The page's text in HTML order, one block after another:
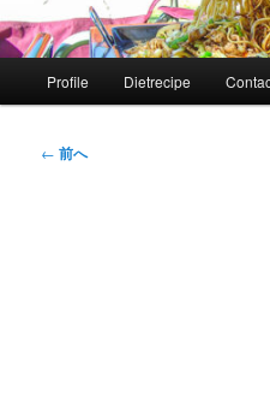
Profile Dietrecipe
投
← 前へ